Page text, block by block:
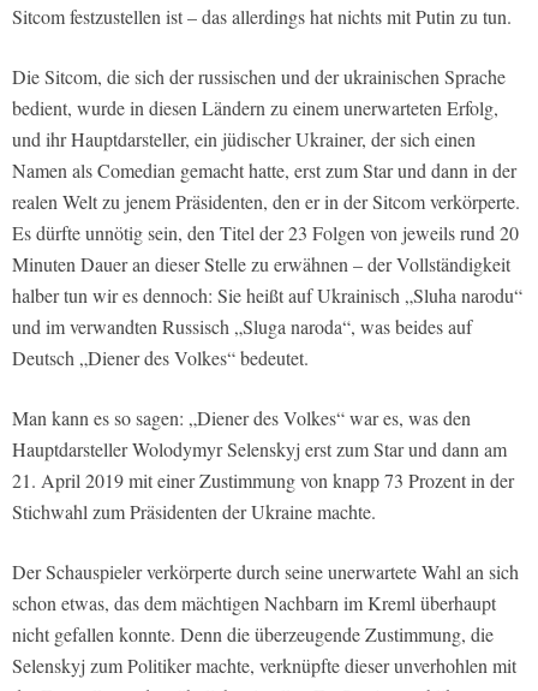
Sitcom festzustellen ist – das allerdings hat nichts mit Putin zu tun.
Die Sitcom, die sich der russischen und der ukrainischen Sprache
bedient, wurde in diesen Ländern zu einem unerwarteten Erfolg,
und ihr Hauptdarsteller, ein jüdischer Ukrainer, der sich einen
Namen als Comedian gemacht hatte, erst zum Star und dann in der
realen Welt zu jenem Präsidenten, den er in der Sitcom verkörperte.
Es dürfte unnötig sein, den Titel der 23 Folgen von jeweils rund 20
Minuten Dauer an dieser Stelle zu erwähnen – der Vollständigkeit
halber tun wir es dennoch: Sie heißt auf Ukrainisch „Sluha narodu“
und im verwandten Russisch „Sluga naroda“, was beides auf
Deutsch „Diener des Volkes“ bedeutet.
Man kann es so sagen: „Diener des Volkes“ war es, was den
Hauptdarsteller Wolodymyr Selenskyj erst zum Star und dann am
21. April 2019 mit einer Zustimmung von knapp 73 Prozent in der
Stichwahl zum Präsidenten der Ukraine machte.
Der Schauspieler verkörperte durch seine unerwartete Wahl an sich
schon etwas, das dem mächtigen Nachbarn im Kreml überhaupt
nicht gefallen konnte. Denn die überzeugende Zustimmung, die
Selenskyj zum Politiker machte, verknüpfte dieser unverhohlen mit